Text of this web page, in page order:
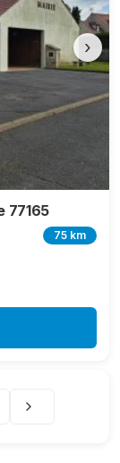
›
77165
75 km